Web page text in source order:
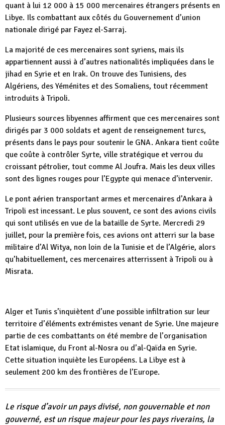
quant à lui 12 000 à 15 000 mercenaires étrangers présents en
Libye. Ils combattant aux côtés du Gouvernement d’union
nationale dirigé par Fayez el-Sarraj.
La majorité de ces mercenaires sont syriens, mais ils
appartiennent aussi à d’autres nationalités impliquées dans le
jihad en Syrie et en Irak. On trouve des Tunisiens, des
Algériens, des Yéménites et des Somaliens, tout récemment
introduits à Tripoli.
Plusieurs sources libyennes affirment que ces mercenaires sont
dirigés par 3 000 soldats et agent de renseignement turcs,
présents dans le pays pour soutenir le GNA. Ankara tient coûte
que coûte à contrôler Syrte, ville stratégique et verrou du
croissant pétrolier, tout comme Al Joufra. Mais les deux villes
sont des lignes rouges pour l’Egypte qui menace d’intervenir.
Le pont aérien transportant armes et mercenaires d’Ankara à
Tripoli est incessant. Le plus souvent, ce sont des avions civils
qui sont utilisés en vue de la bataille de Syrte. Mercredi 29
juillet, pour la première fois, ces avions ont atterri sur la base
militaire d’Al Witya, non loin de la Tunisie et de l’Algérie, alors
qu’habituellement, ces mercenaires atterrissent à Tripoli ou à
Misrata.
Alger et Tunis s’inquiètent d’une possible infiltration sur leur
territoire d’éléments extrémistes venant de Syrie. Une majeure
partie de ces combattants on été membre de l’organisation
Etat islamique, du Front al-Nosra ou d’al-Qaïda en Syrie.
Cette situation inquiète les Européens. La Libye est à
seulement 200 km des frontières de l’Europe.
Le risque d’avoir un pays divisé, non gouvernable et non
gouverné, est un risque majeur pour les pays riverains, la